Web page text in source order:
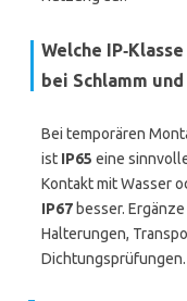
Welche
bei Schlamm
Bei temporären
ist IP65 eine
Kontakt mit Wasser
IP67 besser.
Halterungen,
Dichtungsprüfungen.